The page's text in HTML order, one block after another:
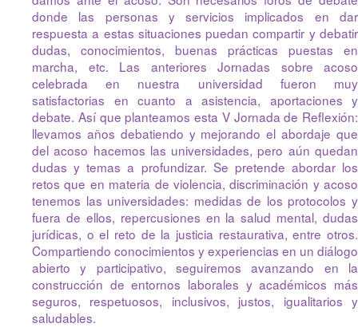
donde las personas y servicios implicados en dar
respuesta a estas situaciones puedan compartir y debatir
dudas, conocimientos, buenas prácticas puestas en
marcha, etc. Las anteriores Jornadas sobre acoso
celebrada en nuestra universidad fueron muy
satisfactorias en cuanto a asistencia, aportaciones y
debate. Así que planteamos esta V Jornada de Reflexión:
llevamos años debatiendo y mejorando el abordaje que
del acoso hacemos las universidades, pero aún quedan
dudas y temas a profundizar. Se pretende abordar los
retos que en materia de violencia, discriminación y acoso
tenemos las universidades: medidas de los protocolos y
fuera de ellos, repercusiones en la salud mental, dudas
jurídicas, o el reto de la justicia restaurativa, entre otros.
Compartiendo conocimientos y experiencias en un diálogo
abierto y participativo, seguiremos avanzando en la
construcción de entornos laborales y académicos más
seguros, respetuosos, inclusivos, justos, igualitarios y
saludables.